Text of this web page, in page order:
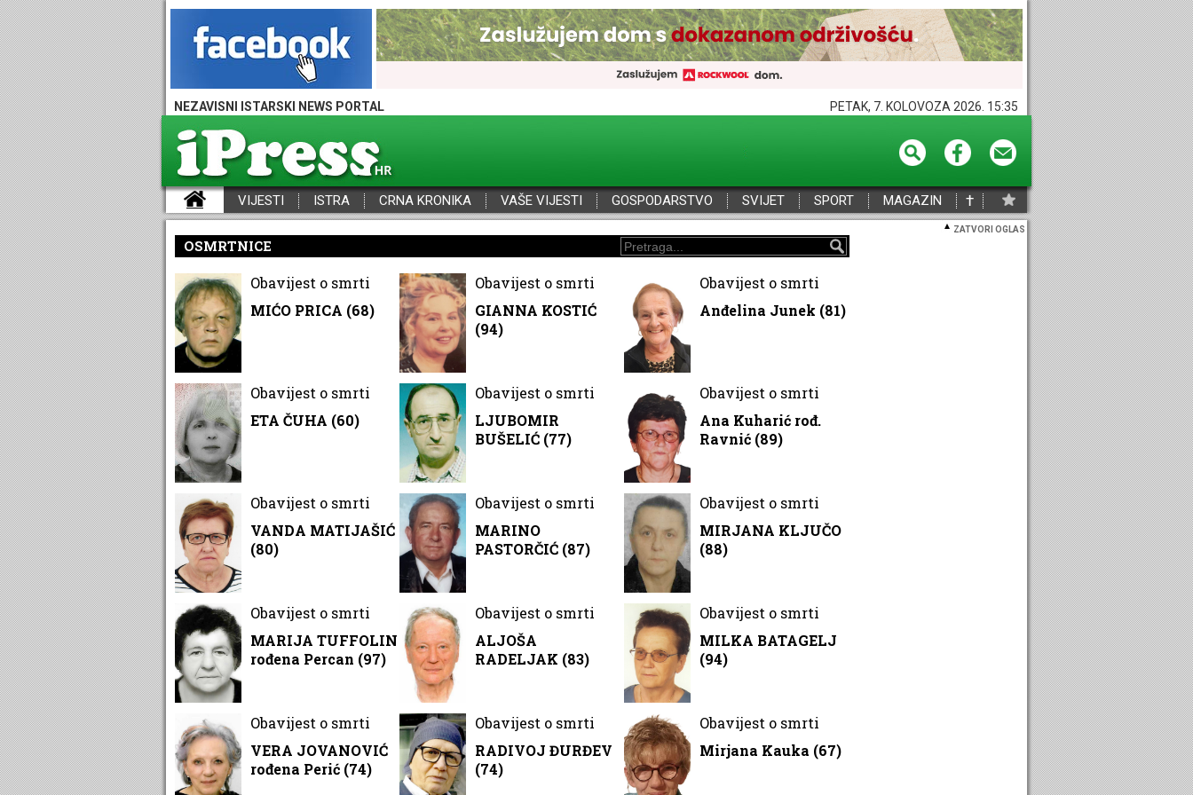
NEZAVISNI ISTARSKI NEWS PORTAL PETAK, 7. KOLOVOZA 2026. 15:35
VIJESTI ISTRA CRNA KRONIKA VAŠE VIJESTI GOSPODARSTVO SVIJET SPORT MAGAZIN †
ZATVORI OGLAS
OSMRTNICE
Obavijest o smrti
MIĆO PRICA (68)
Obavijest o smrti
GIANNA KOSTIĆ
(94)
Obavijest o smrti
Anđelina Junek (81)
Obavijest o smrti
ETA ČUHA (60)
Obavijest o smrti
LJUBOMIR
BUŠELIĆ (77)
Obavijest o smrti
Ana Kuharić rođ.
Ravnić (89)
Obavijest o smrti
VANDA MATIJAŠIĆ
(80)
Obavijest o smrti
MARINO
PASTORČIĆ (87)
Obavijest o smrti
MIRJANA KLJUČO
(88)
Obavijest o smrti
MARIJA TUFFOLIN
rođena Percan (97)
Obavijest o smrti
ALJOŠA
RADELJAK (83)
Obavijest o smrti
MILKA BATAGELJ
(94)
Obavijest o smrti
VERA JOVANOVIĆ
rođena Perić (74)
Obavijest o smrti
RADIVOJ ĐURĐEV
(74)
Obavijest o smrti
Mirjana Kauka (67)